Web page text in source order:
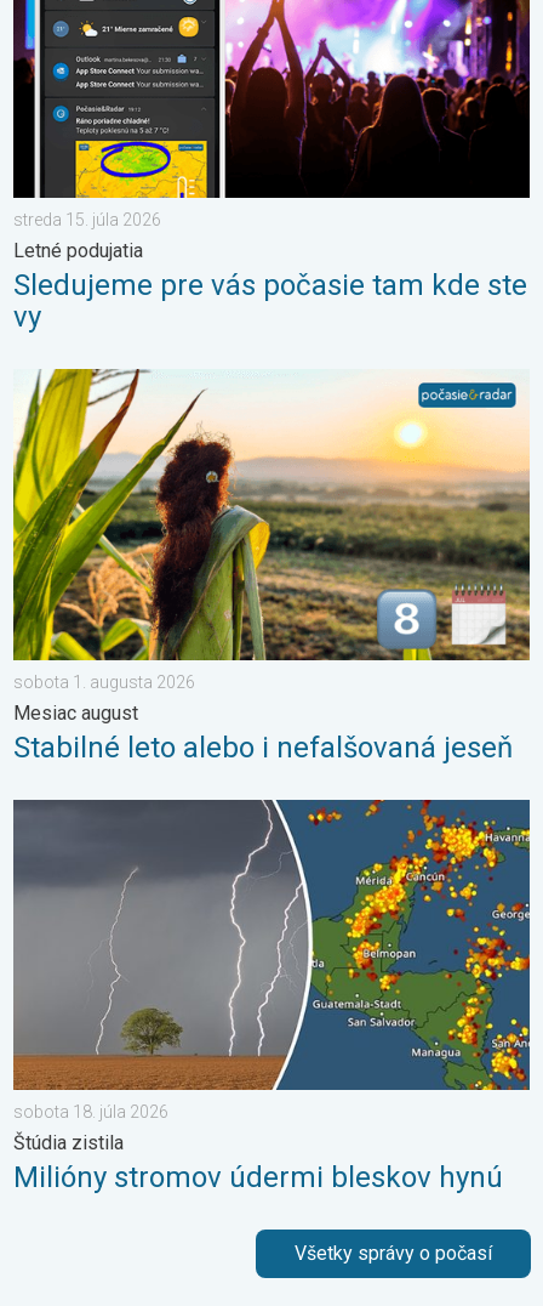
streda 15. júla 2026
Letné podujatia
Sledujeme pre vás počasie tam kde ste
vy
Stabilné leto alebo i nefalšovaná jeseň. Mesiac august. . .
sobota 1. augusta 2026
Mesiac august
Stabilné leto alebo i nefalšovaná jeseň
Milióny stromov údermi bleskov hynú. Štúdia zistila. . . sobota
sobota 18. júla 2026
Štúdia zistila
Milióny stromov údermi bleskov hynú
Všetky správy o počasí